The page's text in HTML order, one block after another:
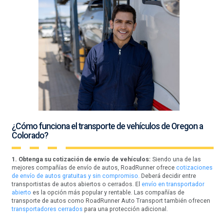
¿Cómo funciona el transporte de vehículos de Oregon a
Colorado?
1. Obtenga su cotización de envío de vehículos: Siendo una de las
mejores compañías de envío de autos, RoadRunner ofrece cotizaciones
de envío de autos gratuitas y sin compromiso. Deberá decidir entre
transportistas de autos abiertos o cerrados. El envío en transportador
abierto es la opción más popular y rentable. Las compañías de
transporte de autos como RoadRunner Auto Transport también ofrecen
transportadores cerrados para una protección adicional.